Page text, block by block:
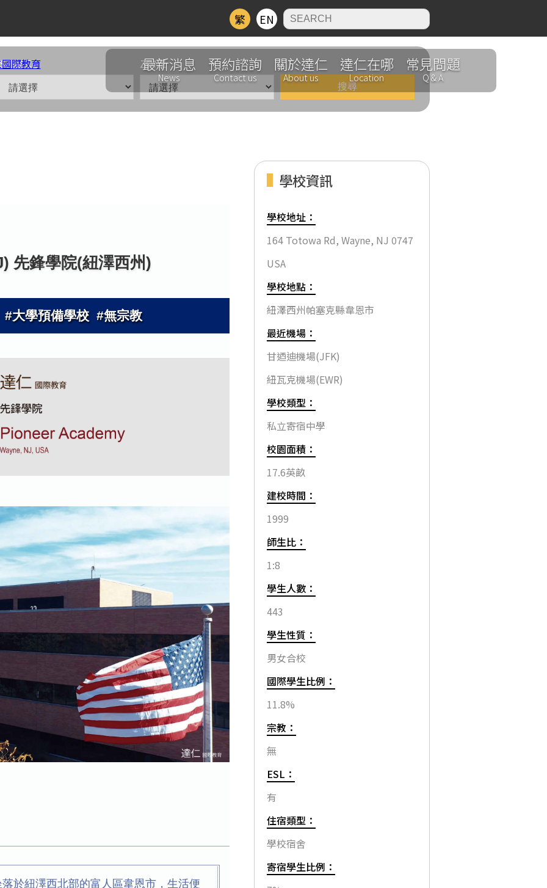
繁 EN
最新消息
News
預約諮詢
Contact us
關於達仁
About us
達仁在哪
Location
常見問題
Q & A
SERVICE ZONE
先鋒學院(紐澤西州)
大學預備學校 #無宗教
於紐澤西北部的富人區韋恩市，生活便
學校資訊
學校地址：
164 Totowa Rd, Wayne, NJ 0747
USA
學校地點：
紐澤西州帕塞克縣韋恩市
最近機場：
甘迺迪機場(JFK)
紐瓦克機場(EWR)
學校類型：
私立寄宿中學
校園面積：
17.6英畝
建校時間：
1999
師生比：
1:8
學生人數：
443
學生性質：
男女合校
國際學生比例：
11.8%
宗教：
無
ESL：
有
住宿類型：
學校宿舍
寄宿學生比例：